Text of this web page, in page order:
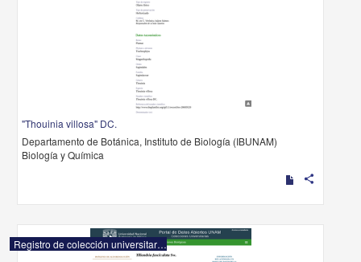
"Thouinia villosa" DC.
Departamento de Botánica, Instituto de Biología (IBUNAM)
Biología y Química
share
Registro de colección universitaria